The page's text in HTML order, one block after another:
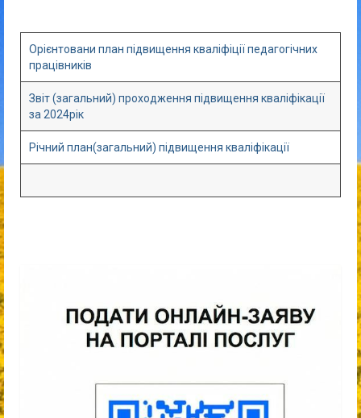
Орієнтовани план підвищення кваліфіції педагогічних
працівників
Звіт (загальний) проходження підвищення кваліфікації
за 2024рік
Річний план(загальний) підвищення кваліфікації